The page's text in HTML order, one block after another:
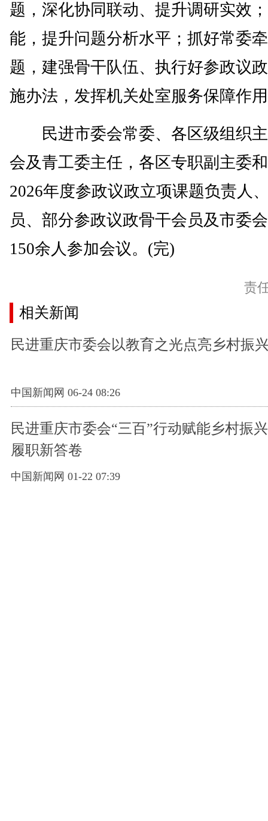
题，深化协同联动、提升调研实效
能，提升问题分析水平；抓好常委
题，建强骨干队伍、执行好参政议
施办法，发挥机关处室服务保障作
民进市委会常委、各区级组织主
会及青工委主任，各区专职副主委
2026年度参政议政立项课题负责人
员、部分参政议政骨干会员及市委
150余人参加会议。(完)
责
相关新闻
民进重庆市委会以教育之光点亮乡村振
中国新闻网 06-24 08:26
民进重庆市委会“三百”行动赋能乡村振
履职新答卷
中国新闻网 01-22 07:39